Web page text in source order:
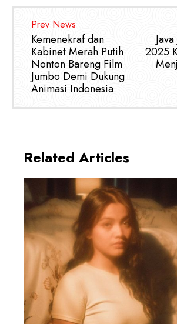
Prev News
Kemenekraf dan
Kabinet Merah Putih
Nonton Bareng Film
Jumbo Demi Dukung
Animasi Indonesia
2025
Related Articles